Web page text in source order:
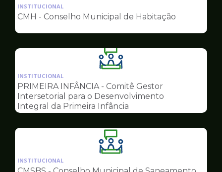
da
pagina
Conselhos
INSTITUCIONAL
CMH - Conselho Municipal de Habitação
Ilustração
da
pagina
de
Conselhos
INSTITUCIONAL
PRIMEIRA INFÂNCIA - Comitê Gestor
Intersetorial para o Desenvolvimento
Integral da Primeira Infância
Ilustração
da
pagina
INSTITUCIONAL